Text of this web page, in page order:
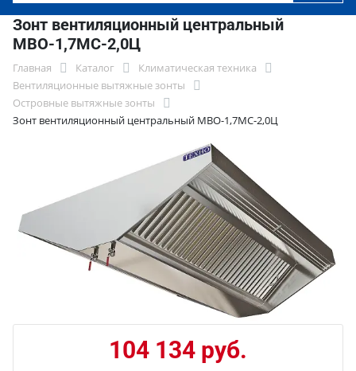
Зонт вентиляционный центральный
МВО-1,7МС-2,0Ц
Главная Каталог
Климатическая техника
Вентиляционные вытяжные зонты
Островные вытяжные зонты
Зонт вентиляционный центральный МВО-1,7МС-2,0Ц
104 134 руб.